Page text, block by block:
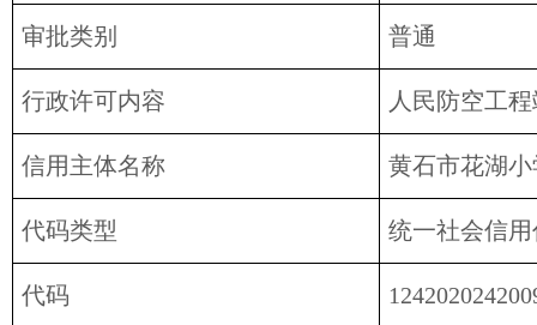
审批类别 普通
行政许可内容 人民防空工
信用主体名称 黄石市花湖小
代码类型 统一社会信
代码